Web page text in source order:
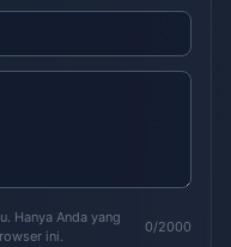
Hanya Anda yang
ini.
0/2000